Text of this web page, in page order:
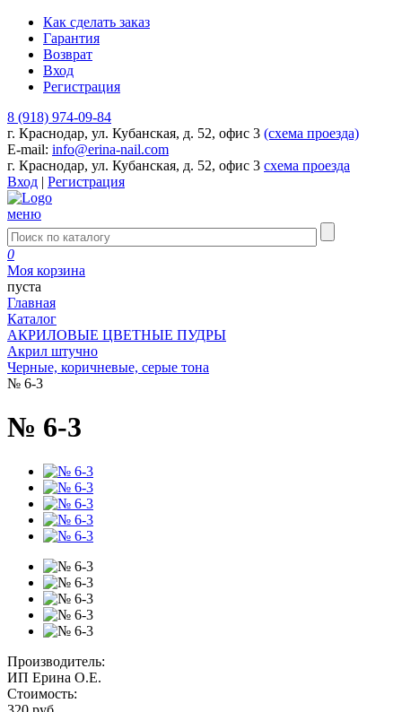
Как сделать заказ
Гарантия
Возврат
Вход
Регистрация
8 (918) 974-09-84
г. Краснодар, ул. Кубанская, д. 52, офис 3 (схема проезда)
E-mail: info@erina-nail.com
г. Краснодар, ул. Кубанская, д. 52, офис 3 схема проезда
Вход | Регистрация
меню
0
Моя корзина
пуста
Главная
Каталог
АКРИЛОВЫЕ ЦВЕТНЫЕ ПУДРЫ
Акрил штучно
Черные, коричневые, серые тона
№ 6-3
№ 6-3
Производитель:
ИП Ерина О.Е.
Стоимость: